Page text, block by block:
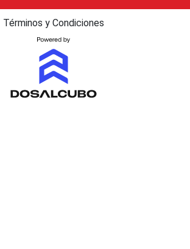
Términos y Condiciones